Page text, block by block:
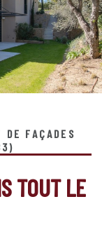
FAÇADES
TOUT LE